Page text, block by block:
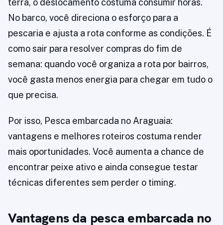
terra, o deslocamento costuma consumir horas.
No barco, você direciona o esforço para a
pescaria e ajusta a rota conforme as condições. É
como sair para resolver compras do fim de
semana: quando você organiza a rota por bairros,
você gasta menos energia para chegar em tudo o
que precisa.
Por isso, Pesca embarcada no Araguaia:
vantagens e melhores roteiros costuma render
mais oportunidades. Você aumenta a chance de
encontrar peixe ativo e ainda consegue testar
técnicas diferentes sem perder o timing.
Vantagens da pesca embarcada no